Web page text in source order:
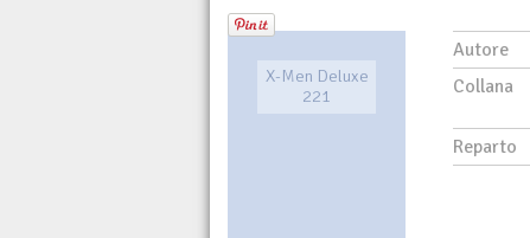
X-Men Deluxe
221
Autore
Collana
Reparto